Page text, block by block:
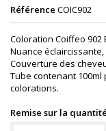
Référence COIC902
Coloration Coiffeo 902
Nuance
Couverture des
Tube contenant
colorations.
Remise sur la quantité